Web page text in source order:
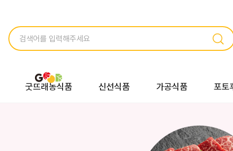
굿뜨래농식품 신선식품 가공식품 포토